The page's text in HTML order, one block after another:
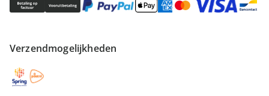
Verzendmogelijkheden